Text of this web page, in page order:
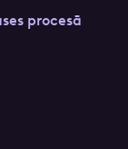
procesā